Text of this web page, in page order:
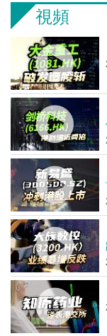
視頻